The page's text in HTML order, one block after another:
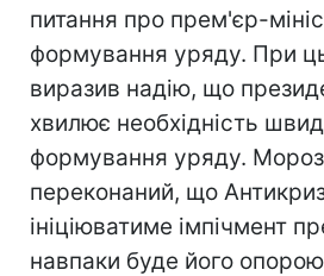
питання про прем'єр-
формування уряду. При
виразив надію, що
хвилює необхідність
формування уряду.
переконаний, що
ініціюватиме імпічмент
навпаки буде його